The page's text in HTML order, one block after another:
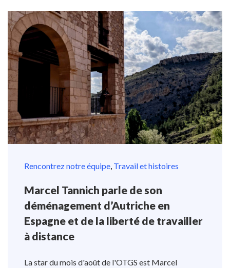
Rencontrez notre équipe, Travail et histoires
Marcel Tannich parle de son
déménagement d’Autriche en
Espagne et de la liberté de travailler
à distance
La star du mois d'août de l'OTGS est Marcel